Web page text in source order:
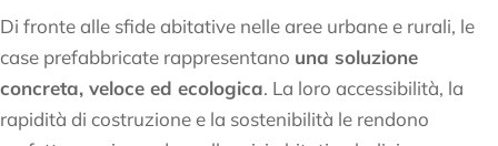
Di fronte alle sfide abitative nelle aree urbane e rurali, le
case prefabbricate rappresentano una soluzione
concreta, veloce ed ecologica. La loro accessibilità, la
rapidità di costruzione e la sostenibilità le rendono